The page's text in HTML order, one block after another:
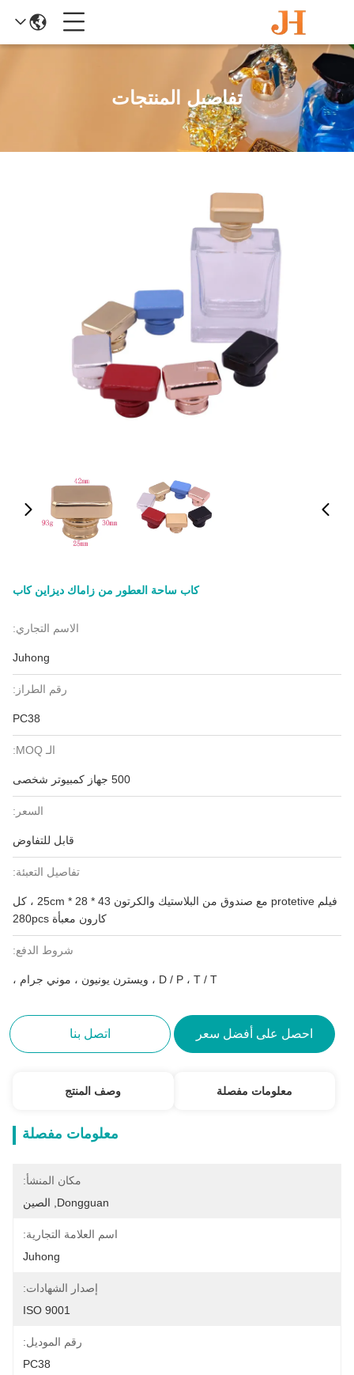
تفاصيل المنتجات
كاب ساحة العطور من زاماك ديزاين كاب
الاسم التجاري:
Juhong
رقم الطراز:
PC38
الـ MOQ:
500 جهاز كمبيوتر شخصى
السعر:
قابل للتفاوض
تفاصيل التعبئة:
فيلم protetive مع صندوق من البلاستيك والكرتون 43 * 28 * 25cm ، كل
كارون معبأة 280pcs
شروط الدفع:
D / P ، T / T ، ويسترن يونيون ، موني جرام ،
احصل على أفضل سعر اتصل بنا
معلومات مفصلة وصف المنتج
معلومات مفصلة
مكان المنشأ:
Dongguan, الصين
اسم العلامة التجارية:
Juhong
إصدار الشهادات:
ISO 9001
رقم الموديل:
PC38